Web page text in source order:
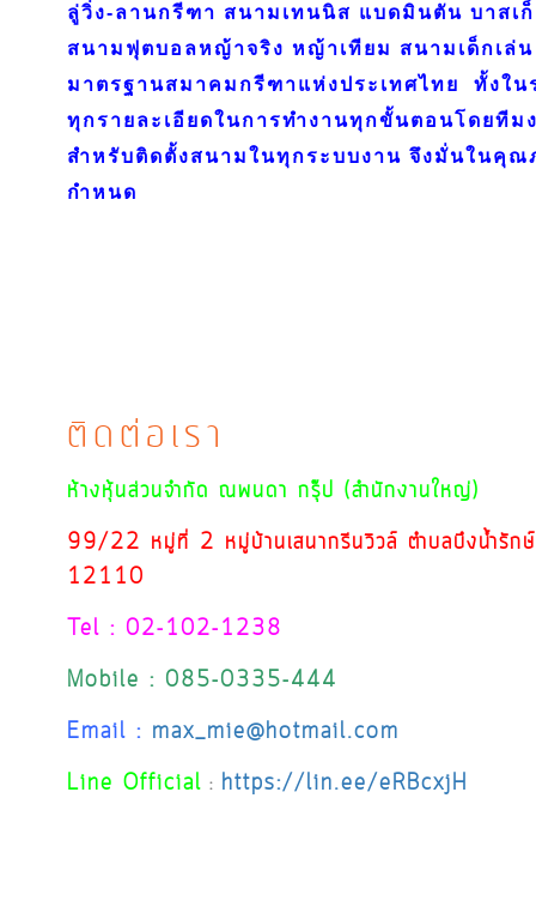
ลู่วิ่ง-ลานกรีฑา สนามเทนนิส แบดมินตัน บาสเ
สนามฟุตบอลหญ้าจริง หญ้าเทียม สนามเด็กเล่
มาตรฐานสมาคมกรีฑาแห่งประเทศไทย ทั้งใ
ทุกรายละเอียดในการทำงานทุกขั้นตอนโดยที
สำหรับติดตั้งสนามในทุกระบบงาน จึงมั่นในคุ
กำหนด
ติดต่อเรา
ห้างหุ้นส่วนจำกัด ณพนดา กรุ๊ป (สำนักงานใหญ่)
99/22 หมู่ที่ 2 หมู่บ้านเสนากรีนวิวล์ ตำบลบึงน้ำรัก
12110
Tel : 02-102-1238
Mobile : 085-0335-444
Email : max_mie@hotmail.com
Line Official : https://lin.ee/eRBcxjH